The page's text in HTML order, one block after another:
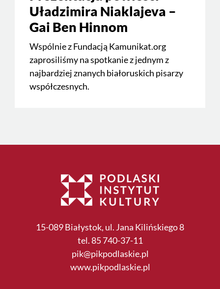
Uładzimira Niaklajeva –
Gai Ben Hinnom
Wspólnie z Fundacją Kamunikat.org
zaprosiliśmy na spotkanie z jednym z
najbardziej znanych białoruskich pisarzy
współczesnych.
15-089 Białystok, ul. Jana Kilińskiego 8
tel. 85 740-37-11
pik@pikpodlaskie.pl
www.pikpodlaskie.pl